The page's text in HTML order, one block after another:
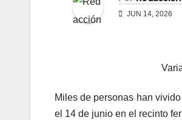
JUN 14, 2026
Miles de personas han
el 14 de junio en el recinto